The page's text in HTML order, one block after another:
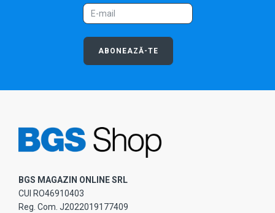
ABONEAZĂ-TE
BGS MAGAZIN ONLINE SRL
CUI RO46910403
Reg. Com. J2022019177409